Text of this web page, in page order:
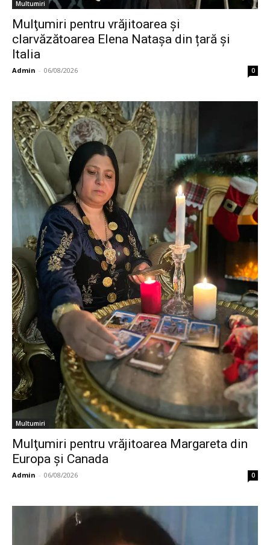
Multumiri
Mulţumiri pentru vrăjitoarea și
clarvăzătoarea Elena Natașa din țară și
Italia
Admin - 06/08/2026 0
Multumiri
Mulţumiri pentru vrăjitoarea Margareta din
Europa și Canada
Admin - 06/08/2026 0